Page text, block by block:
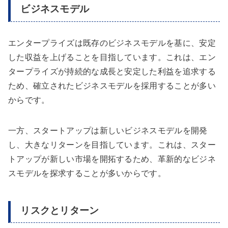
ビジネスモデル
エンタープライズは既存のビジネスモデルを基に、安定
した収益を上げることを目指しています。これは、エン
タープライズが持続的な成長と安定した利益を追求する
ため、確立されたビジネスモデルを採用することが多い
からです。
一方、スタートアップは新しいビジネスモデルを開発
し、大きなリターンを目指しています。これは、スター
トアップが新しい市場を開拓するため、革新的なビジネ
スモデルを探求することが多いからです。
リスクとリターン